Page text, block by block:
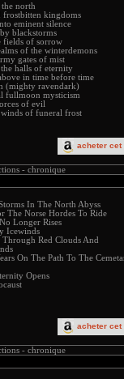
acheter cet
north
frostbitten kingdoms
eminent silence
blackstorms
fields of sorrow
of the winterdemons
gates of mist
halls of eternity
in time before time
(mighty ravendark)
fullmoon mysticism
of evil
of funeral frost
- chronique
acheter cet
In The North Abyss
The Norse Hordes To Ride
Longer Rises
Icewinds
Red Clouds And
On The Path To The
Opens
- chronique